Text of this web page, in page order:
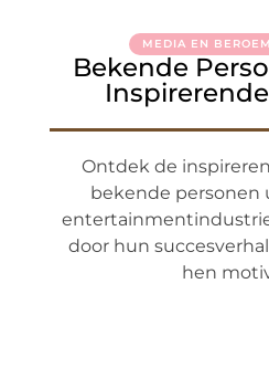
MEDIA EN
Bekende
Ontdek de
bekende personen
door hun
hen